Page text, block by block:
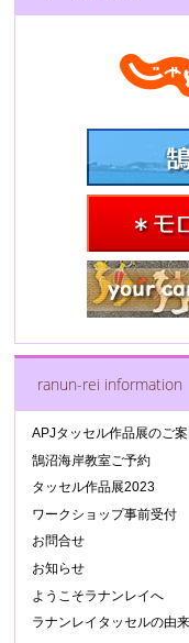
ranun-rei information
APJタッセル作品展のご
鵠沼海岸教室ご予約
タッセル作品展2023
ワークショップ事前受付
お問合せ
お知らせ
ようこそラナンレイへ
ラナンレイタッセルの由来